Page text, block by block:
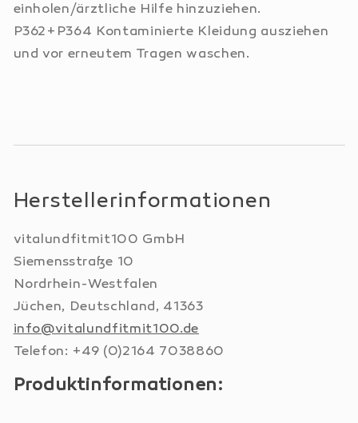
einholen/ärztliche Hilfe hinzuziehen.
P362+P364 Kontaminierte Kleidung ausziehen
und vor erneutem Tragen waschen.
Herstellerinformationen
vitalundfitmit100 GmbH
Siemensstraße 10
Nordrhein-Westfalen
Jüchen, Deutschland, 41363
info@vitalundfitmit100.de
Telefon: +49 (0)2164 7038860
Produktinformationen: